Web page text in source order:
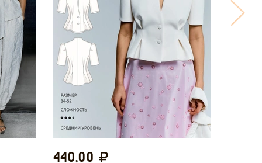
440,00